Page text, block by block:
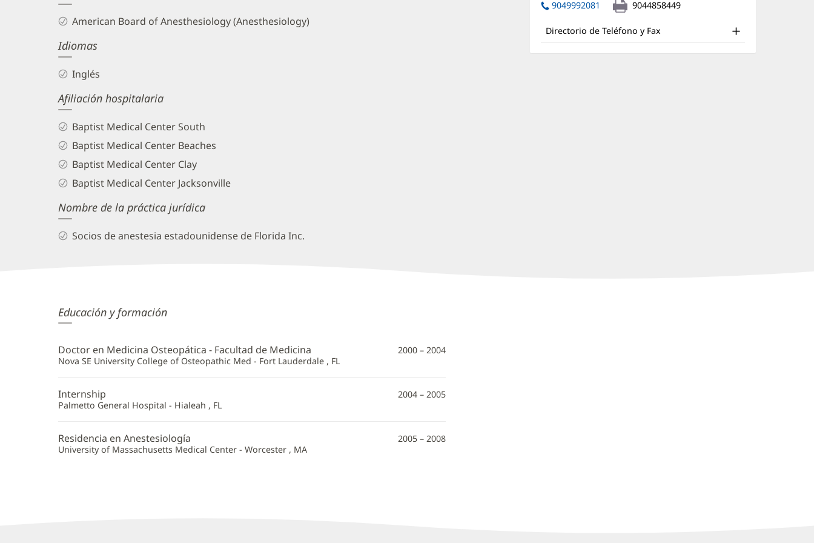
Patient
Information
ventana
nueva)
9049992081 9044858449
Directorio de Teléfono y Fax
andAmerican Board of Anesthesiology (Anesthesiology)
Idiomas
Inglés
Afiliación hospitalaria
Baptist Medical Center South
Baptist Medical Center Beaches
Baptist Medical Center Clay
Baptist Medical Center Jacksonville
Nombre de la práctica jurídica
Socios de anestesia estadounidense de Florida Inc.
Efren
Cardenas,
DO
Additional
Educación y formación
Doctor en Medicina Osteopática - Facultad de Medicina
Nova SE University College of Osteopathic Med - Fort Lauderdale , FL
2000 – 2004
Internship
Palmetto General Hospital - Hialeah , FL
2004 – 2005
Residencia en Anestesiología
University of Massachusetts Medical Center - Worcester , MA
2005 – 2008